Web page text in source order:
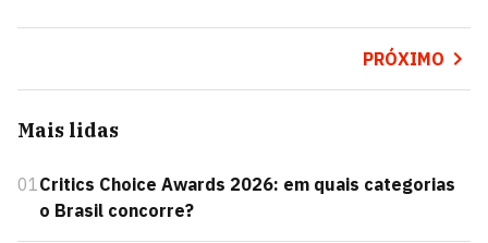
PRÓXIMO
Mais lidas
01Critics Choice Awards 2026: em quais categorias
o Brasil concorre?